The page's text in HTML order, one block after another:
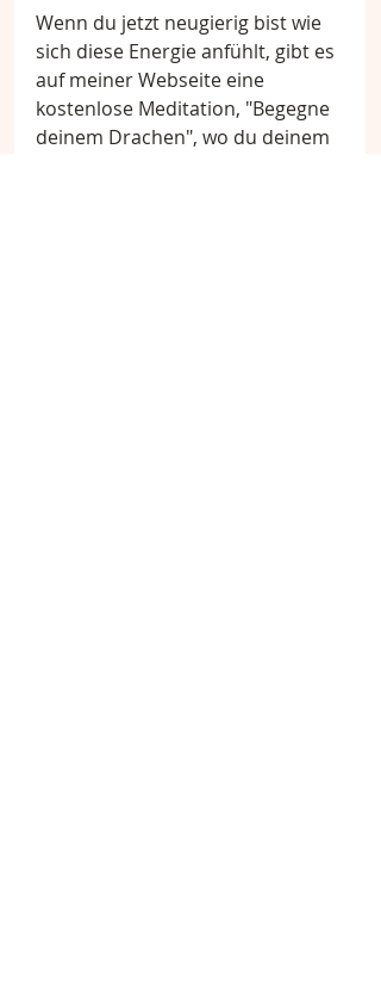
Wenn du jetzt neugierig bist wie
sich diese Energie anfühlt, gibt es
auf meiner Webseite eine
kostenlose Meditation, "Begegne
deinem Drachen", wo du deinem